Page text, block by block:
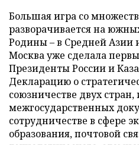
Большая игра со
разворачивается на
Родины – в Средней Азии
Москва уже сделала
Президенты России и
Декларацию о
союзничестве двух стран,
межгосударственных
сотрудничестве в сфере
образования, почтовой